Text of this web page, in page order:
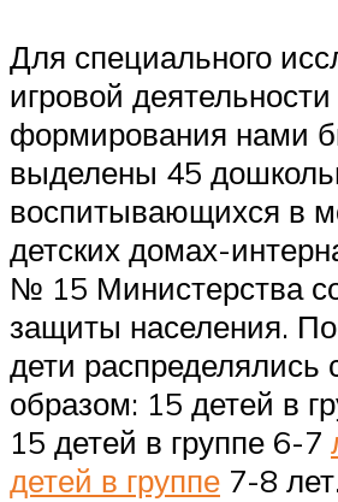
Для специального
игровой
формирования нами
выделены 45
воспитывающихся в
детских домах-
№ 15 Министерства
защиты населения. По
дети
образом: 15 детей в
15 детей в группе 6-7
детей в группе 7-8